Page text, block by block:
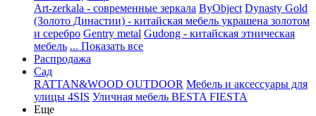
Art-zerkala - современные зеркала ByObject Dynasty Gold
(Золото Династии) - китайская мебель украшена золотом
и серебро Gentry metal Gudong - китайская этническая
мебель ... Показать все
Распродажа
Сад
RATTAN&WOOD OUTDOOR Мебель и аксессуары для
улицы 4SIS Уличная мебель BESTA FIESTA
Еще